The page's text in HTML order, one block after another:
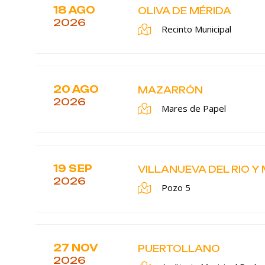
18 AGO
2026
OLIVA DE MÉRIDA
Recinto Municipal
20 AGO
2026
MAZARRÓN
Mares de Papel
19 SEP
2026
VILLANUEVA DEL RIO Y
Pozo 5
27 NOV
2026
PUERTOLLANO